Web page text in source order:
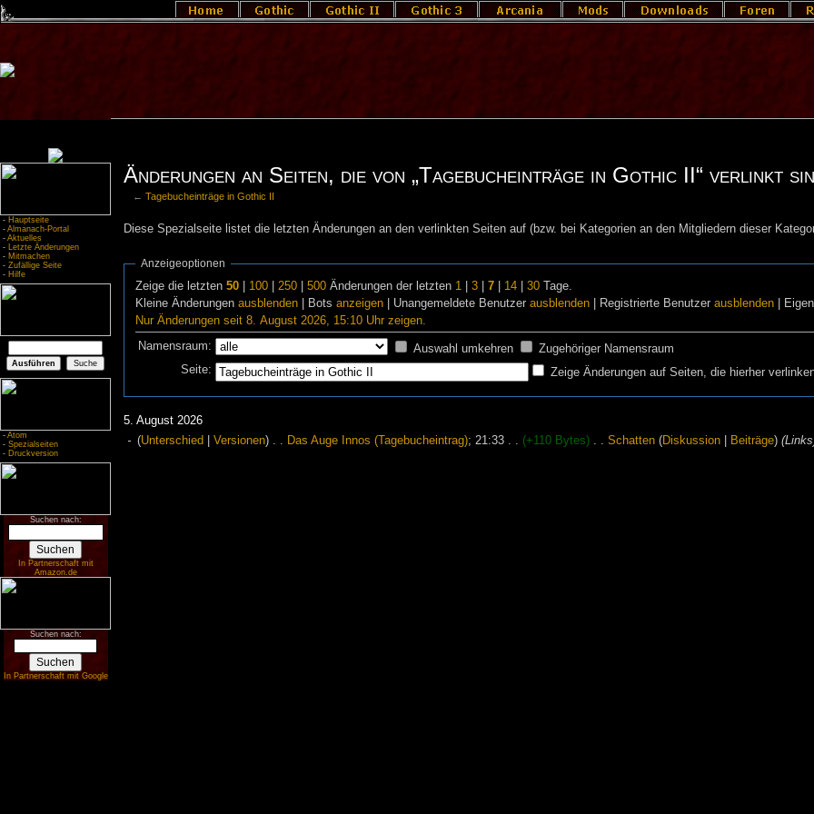
- Hauptseite
- Almanach-Portal
- Aktuelles
- Letzte Änderungen
- Mitmachen
- Zufällige Seite
- Hilfe
- Atom
- Spezialseiten
- Druckversion
Suchen nach:
In Partnerschaft mit
Amazon.de
Suchen nach:
In Partnerschaft mit Google
Änderungen an Seiten, die von „Tagebucheinträge in Gothic II“ verlinkt
←Tagebucheinträge in Gothic II
Diese Spezialseite listet die letzten Änderungen an den verlinkten Seiten auf (bzw. bei Kategorien an den Mitgliedern dieser
Anzeigeoptionen
Zeige die letzten50 100 |250 |500 Änderungen der letzten 1 |3 |7 14 |30 Tage.
Kleine Änderungenausblenden | Botsanzeigen | Unangemeldete Benutzerausblenden | Registrierte Benutzerausblenden |
Nur Änderungen seit 8. August 2026, 15:10 Uhr zeigen.
Namensraum: Auswahl umkehren
Zugehöriger Namensraum
Seite:
Zeige Änderungen auf Seiten, die hierher
5. August 2026
(Unterschied Versionen) Das Auge Innos (Tagebucheintrag)‎; 21:33 (+110 Bytes)‎ Schatten (Diskussion| Beiträge)‎